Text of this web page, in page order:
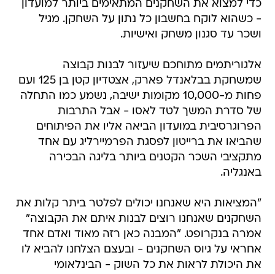
כדי למצוא את השחקנים המתאימים ביותר למועדון
- כשהוא לוקח בחשבון כל נתון על השחקן. מגיל
ושכר עד סגנון משחק ואישיות.
אלגוריתמים מתוחכם שיעזור לבנות קבוצה
שמשחקת בבלאנדל פארק, אצטדיון קטן בן 125 ועם
פחות מ-10,000 מקומות ישיבה, נשמע כמו התחלה
של סדרת המשך לטד לאסו - אבל התרבות
הפרוגרסיבית במועדון הביאה אליו את הפיתוחים
שהביאו את ברייטון לפסגת הפרמיירליג עם אחד
מתקציבי השכר הקטנים ביותר בליגה הבכירה
באנגליה.
"המציאות היא שאנחנו יכולים לפלטר ביתר קלות את
השחקנים שאנחנו רוצים לבנות איתם את הקבוצה"
אמרה בנקרופט. "המבנה כאן רזה מאוד ואדם אחד
אחראי על גיוס השחקנים - ובעצם הצלחנו להביא לו
את היכולת לראות את כל השוק - הבינלאומי